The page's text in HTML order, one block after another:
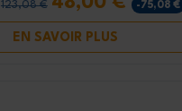
123,08 € -75,08 €
EN SAVOIR PLUS